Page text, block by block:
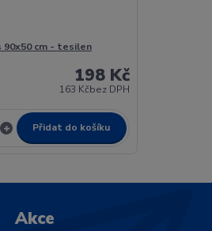
90x50 cm - tesilen
198 Kč
163 Kčbez DPH
Přidat do košíku
Akce